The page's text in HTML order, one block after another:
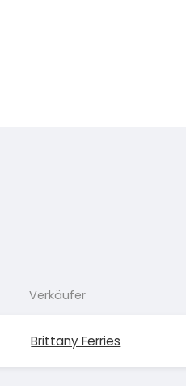
Verkäufer
Brittany Ferries